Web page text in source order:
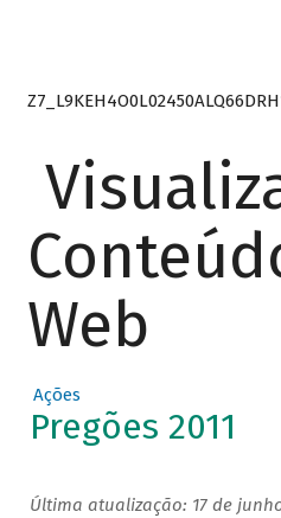
Web
Ações
Pregões 2011
Última atualização: 17 de